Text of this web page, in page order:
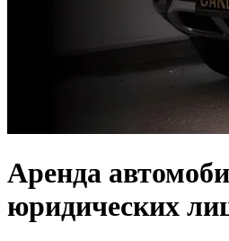
Аренда
юридических